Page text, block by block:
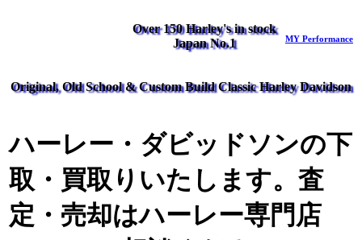
Over 150 Harley's in stock
Japan No.1
MY Performance
Original, Old School & Custom Build Classic Harley Davidson
ハーレー・ダビッドソンの下
取・買取りいたします。査
定・売却はハーレー専門店